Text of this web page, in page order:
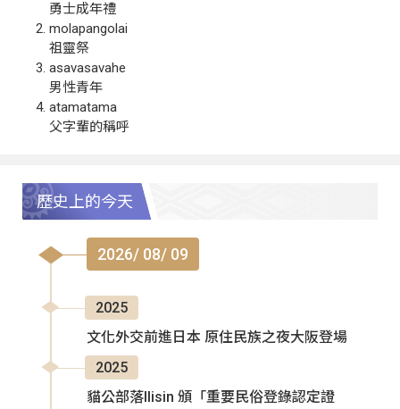
勇士成年禮
molapangolai
祖靈祭
asavasavahe
男性青年
atamatama
父字輩的稱呼
歷史上的今天
2026/ 08/ 09
2025
文化外交前進日本 原住民族之夜大阪登場
2025
貓公部落Ilisin 頒「重要民俗登錄認定證